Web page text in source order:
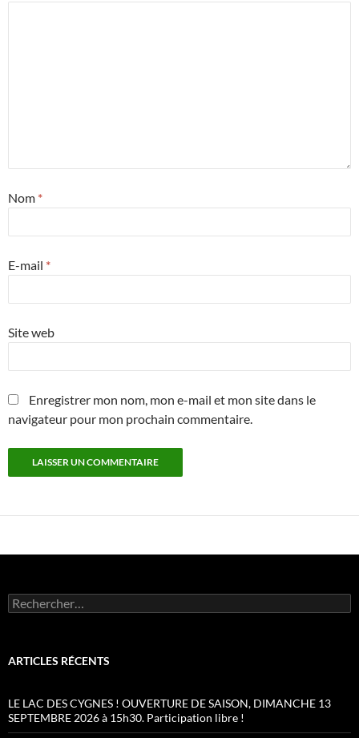
Nom *
E-mail *
Site web
Enregistrer mon nom, mon e-mail et mon site dans le
navigateur pour mon prochain commentaire.
Rechercher :
ARTICLES RÉCENTS
LE LAC DES CYGNES ! OUVERTURE DE SAISON, DIMANCHE 13
SEPTEMBRE 2026 à 15h30. Participation libre !